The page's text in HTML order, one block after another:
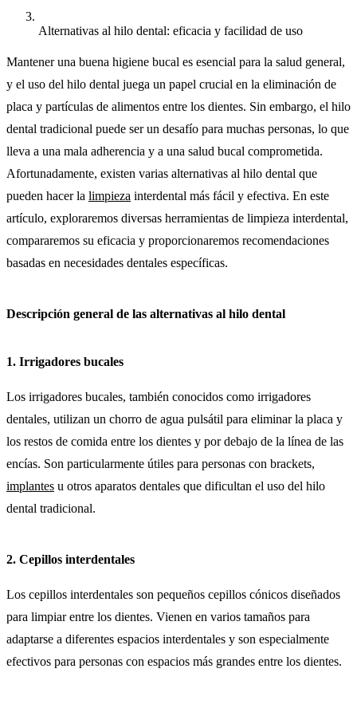
Alternativas al hilo dental: eficacia y facilidad de uso
Mantener una buena higiene bucal es esencial para la salud general,
y el uso del hilo dental juega un papel crucial en la eliminación de
placa y partículas de alimentos entre los dientes. Sin embargo, el hilo
dental tradicional puede ser un desafío para muchas personas, lo que
lleva a una mala adherencia y a una salud bucal comprometida.
Afortunadamente, existen varias alternativas al hilo dental que
pueden hacer la limpieza interdental más fácil y efectiva. En este
artículo, exploraremos diversas herramientas de limpieza interdental,
compararemos su eficacia y proporcionaremos recomendaciones
basadas en necesidades dentales específicas.
Descripción general de las alternativas al hilo dental
1. Irrigadores bucales
Los irrigadores bucales, también conocidos como irrigadores
dentales, utilizan un chorro de agua pulsátil para eliminar la placa y
los restos de comida entre los dientes y por debajo de la línea de las
encías. Son particularmente útiles para personas con brackets,
implantes u otros aparatos dentales que dificultan el uso del hilo
dental tradicional.
2. Cepillos interdentales
Los cepillos interdentales son pequeños cepillos cónicos diseñados
para limpiar entre los dientes. Vienen en varios tamaños para
adaptarse a diferentes espacios interdentales y son especialmente
efectivos para personas con espacios más grandes entre los dientes.